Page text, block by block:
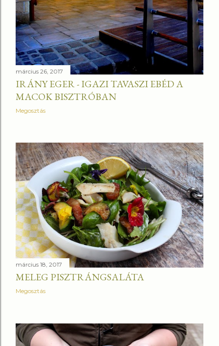
március 26, 2017
IRÁNY EGER - IGAZI TAVASZI EBÉD A
MACOK BISZTRÓBAN
Megosztás
március 18, 2017
MELEG PISZTRÁNGSALÁTA
Megosztás